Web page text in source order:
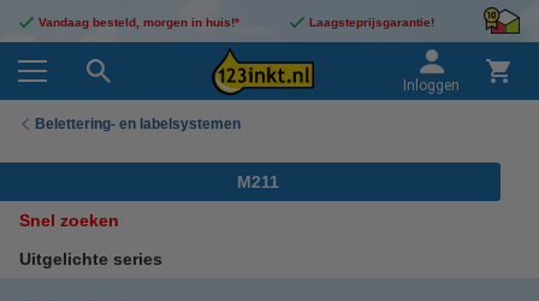
Vandaag besteld, morgen in huis!* Laagsteprijsgarantie!
Inloggen
Belettering- en labelsystemen
M211
Snel zoeken
Uitgelichte series